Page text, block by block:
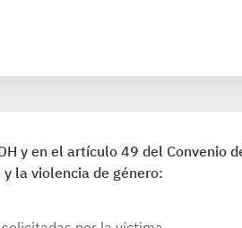
y en el artículo 49 del Convenio
la violencia de género: